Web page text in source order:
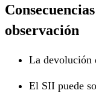
observación
La devolución
El SII puede